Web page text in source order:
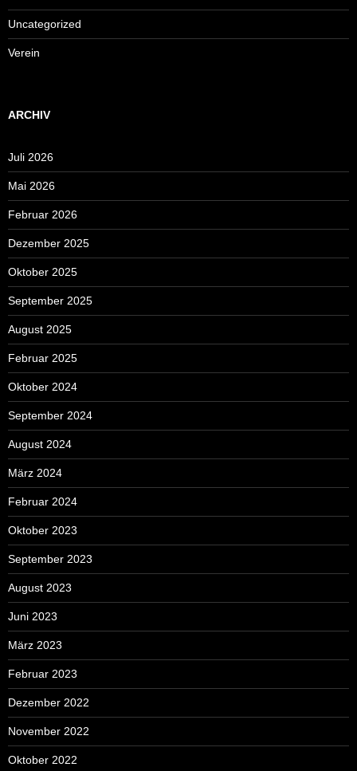
Uncategorized
Verein
ARCHIV
Juli 2026
Mai 2026
Februar 2026
Dezember 2025
Oktober 2025
September 2025
August 2025
Februar 2025
Oktober 2024
September 2024
August 2024
März 2024
Februar 2024
Oktober 2023
September 2023
August 2023
Juni 2023
März 2023
Februar 2023
Dezember 2022
November 2022
Oktober 2022